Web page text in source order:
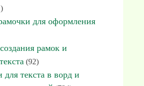
для оформления
рамок и
(92)
для текста в ворд и